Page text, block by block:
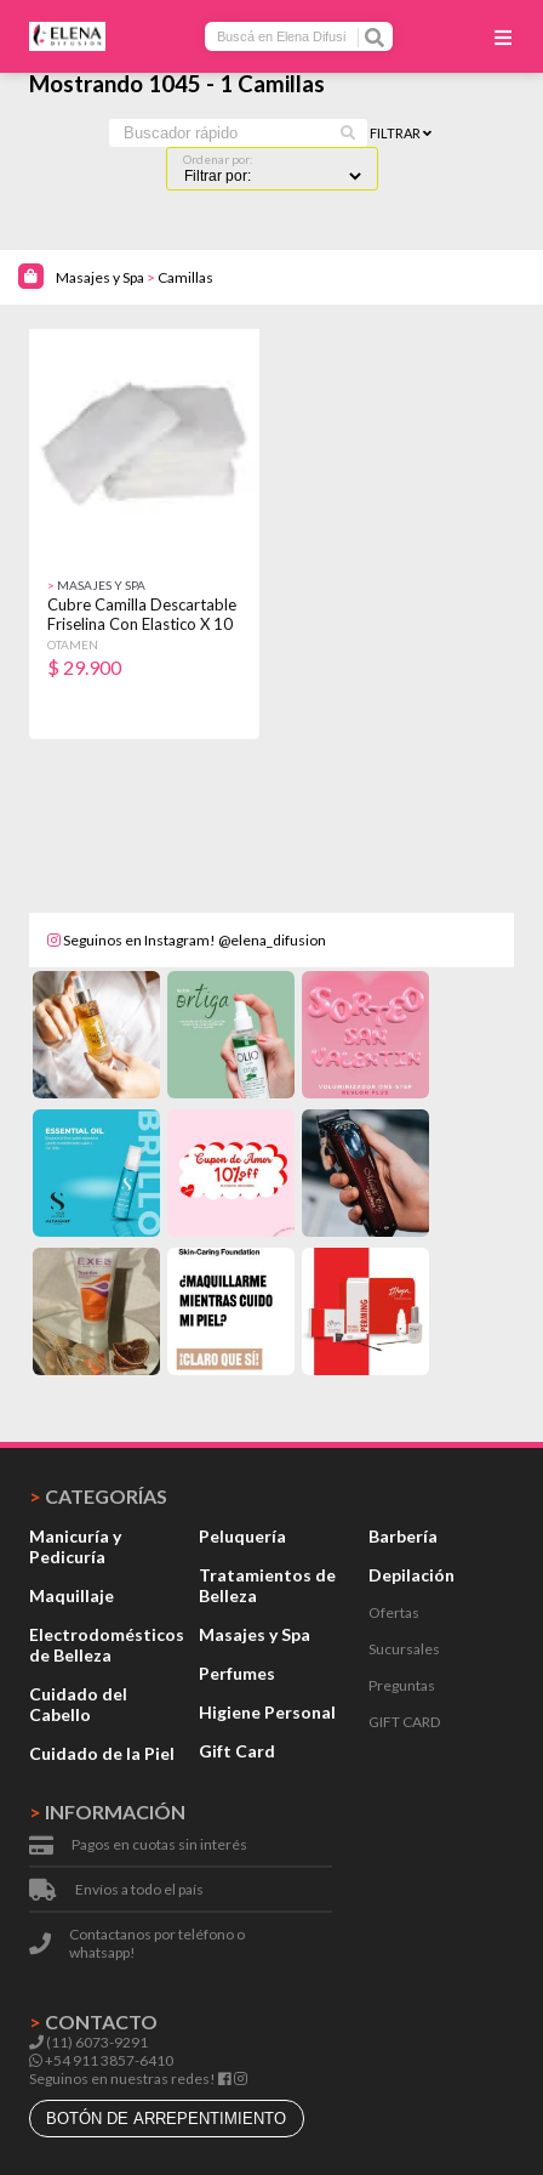
Mostrando 1045 - 1 Camillas
Ordenar por:
FILTRAR
Masajes y Spa > Camillas
> MASAJES Y SPA
Cubre Camilla Descartable
Friselina Con Elastico X 10
OTAMEN
$ 29.900
Seguinos en Instagram! @elena_difusion
> INFORMACIÓN
Pagos en cuotas sin interés
Envíos a todo el país
Contactanos por teléfono o
whatsapp!
> CATEGORÍAS
Manicuría y
Pedicuría
Maquillaje
Electrodomésticos
de Belleza
Cuidado del
Cabello
Cuidado de la Piel
Peluquería
Tratamientos de
Belleza
Masajes y Spa
Perfumes
Higiene Personal
Gift Card
Barbería
Depilación
Ofertas
Sucursales
Preguntas
GIFT CARD
> CONTACTO
(11) 6073-9291
+54 911 3857-6410
Seguinos en nuestras redes!
BOTÓN DE ARREPENTIMIENTO